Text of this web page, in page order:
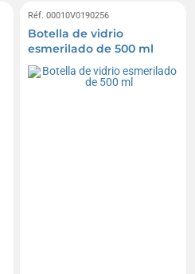
Réf. 00010V0190256
Botella de vidrio
esmerilado de 500 ml